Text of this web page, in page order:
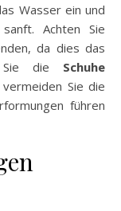
Wasser ein und
Achten Sie
da dies das
Sie die Schuhe
Sie die
führen